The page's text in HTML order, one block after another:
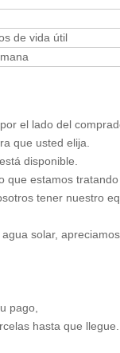
de vida útil
el lado del
que usted elija.
disponible.
estamos
tener nuestro
solar,
pago,
hasta que llegue.